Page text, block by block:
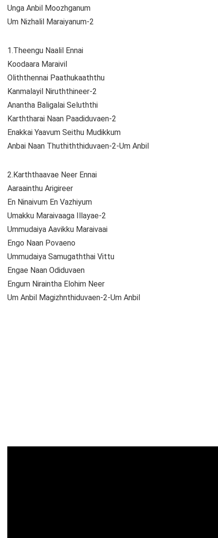
Unga Anbil Moozhganum
Um Nizhalil Maraiyanum-2
1.Theengu Naalil Ennai
Koodaara Maraivil
Oliththennai Paathukaaththu
Kanmalayil Niruththineer-2
Anantha Baligalai Seluththi
Karththarai Naan Paadiduvaen-2
Enakkai Yaavum Seithu Mudikkum
Anbai Naan Thuthiththiduvaen-2-Um Anbil
2.Karththaavae Neer Ennai
Aaraainthu Arigireer
En Ninaivum En Vazhiyum
Umakku Maraivaaga Illayae-2
Ummudaiya Aavikku Maraivaai
Engo Naan Povaeno
Ummudaiya Samugaththai Vittu
Engae Naan Odiduvaen
Engum Niraintha Elohim Neer
Um Anbil Magizhnthiduvaen-2-Um Anbil